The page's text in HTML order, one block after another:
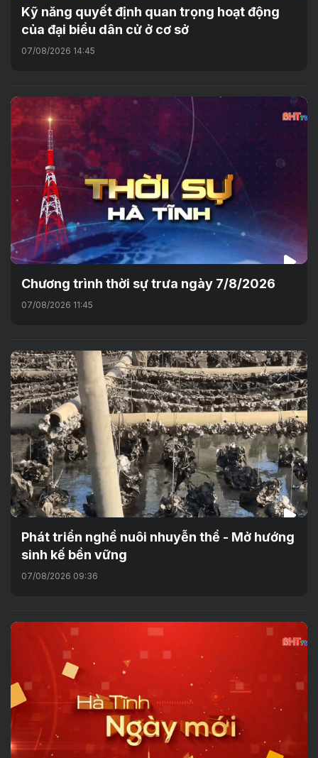
Kỹ năng quyết định quan trọng hoạt động
của đại biểu dân cử ở cơ sở
07/08/2026 14:45
Chương trình thời sự trưa ngày 7/8/2026
07/08/2026 11:45
Phát triển nghề nuôi nhuyễn thể - Mở hướng
sinh kế bền vững
07/08/2026 09:36